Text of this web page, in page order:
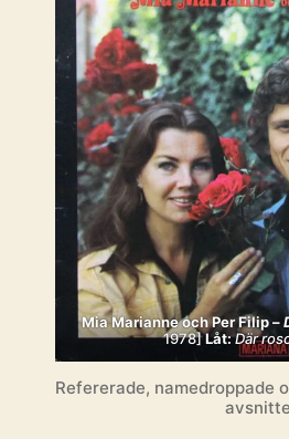
Mia Marianne och Per Filip –
1978]Låt:Där
Refererade, namedroppade